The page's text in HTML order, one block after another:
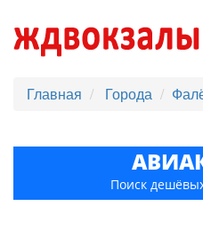
Главная Города
Поиск